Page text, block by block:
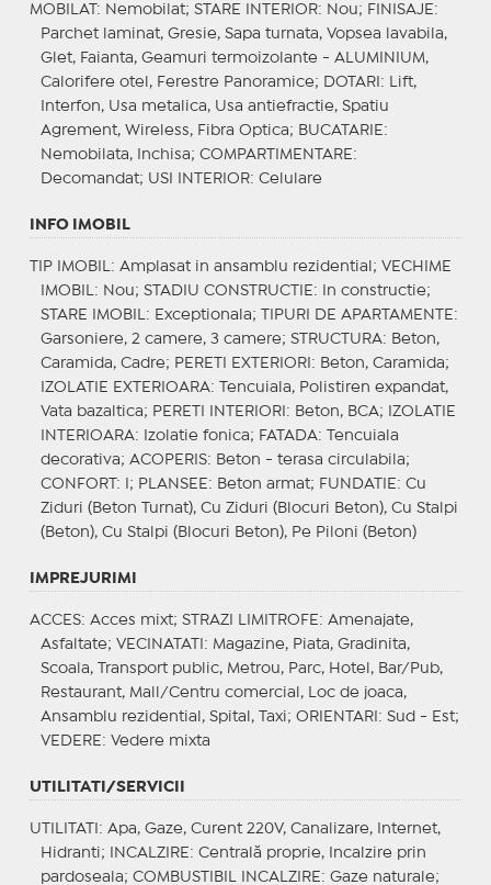
MOBILAT : Nemobilat; STARE INTERIOR: Nou; FINISAJE :
Parchet laminat, Gresie, Sapa turnata, Vopsea lavabila,
Glet, Faianta, Geamuri termoizolante - ALUMINIUM,
Calorifere otel, Ferestre Panoramice;
DOTARI : Lift,
Interfon, Usa metalica, Usa antiefractie, Spatiu
Agrement, Wireless, Fibra Optica; BUCATARIE :
Nemobilata, Inchisa; COMPARTIMENTARE :
Decomandat; USI INTERIOR: Celulare
INFO IMOBIL
TIP IMOBIL : Amplasat in ansamblu rezidential; VECHIME
IMOBIL : Nou; STADIU CONSTRUCTIE : In constructie;
STARE IMOBIL : Exceptionala; TIPURI DE APARTAMENTE :
Garsoniere, 2 camere, 3 camere; STRUCTURA: Beton,
Caramida, Cadre; PERETI EXTERIORI : Beton, Caramida;
IZOLATIE EXTERIOARA: Tencuiala, Polistiren expandat,
Vata bazaltica; PERETI INTERIORI : Beton, BCA;
IZOLATIE
INTERIOARA: Izolatie fonica; FATADA: Tencuiala
decorativa; ACOPERIS: Beton - terasa circulabila;
CONFORT : I; PLANSEE : Beton armat; FUNDATIE : Cu
Ziduri (Beton Turnat), Cu Ziduri (Blocuri Beton), Cu Stalpi
(Beton), Cu Stalpi (Blocuri Beton), Pe Piloni (Beton)
IMPREJURIMI
ACCES: Acces mixt; STRAZI LIMITROFE : Amenajate,
Asfaltate; VECINATATI : Magazine, Piata, Gradinita,
Scoala, Transport public, Metrou, Parc, Hotel, Bar/Pub,
Restaurant, Mall/Centru comercial, Loc de joaca,
Ansamblu rezidential, Spital, Taxi; ORIENTARI : Sud - Est;
VEDERE : Vedere mixta
UTILITATI/SERVICII
UTILITATI : Apa, Gaze, Curent 220V, Canalizare, Internet,
Hidranti;
INCALZIRE : Centrală proprie, Incalzire prin
pardoseala; COMBUSTIBIL INCALZIRE : Gaze naturale;